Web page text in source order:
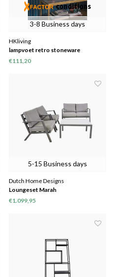
3-8 Business days
conditions
HKliving
lampvoet retro stoneware
€111,20
5-15 Business days
Dutch Home Designs
Loungeset Marah
€1.099,95